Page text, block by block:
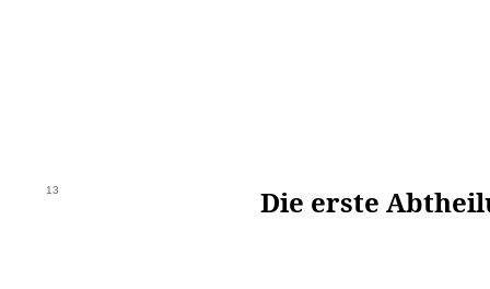
13 Die erste